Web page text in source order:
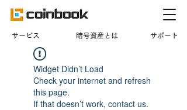
​サービス 暗号資産とは サポート
Widget Didn’t Load
Check your internet and refresh
this page.
If that doesn’t work, contact us.